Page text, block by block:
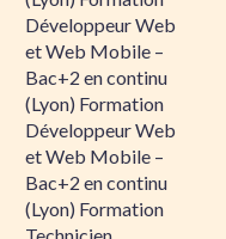
Développeur Web
et Web Mobile –
Bac+2 en continu
(Lyon) Formation
Développeur Web
et Web Mobile –
Bac+2 en continu
(Lyon) Formation